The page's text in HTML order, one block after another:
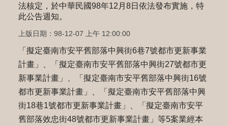
法核定，於中華民國98年12月8日依法發布實施，特
此公告週知。
上版日期：98-12-07 上午 12:00:00
「擬定臺南市安平舊部落中興街6巷7號都市更新事業
計畫」、「擬定臺南市安平舊部落中興街27號都市更
新事業計畫」、「擬定臺南市安平舊部落中興街16號
都市更新事業計畫」、「擬定臺南市安平舊部落中興
街18巷1號都市更新事業計畫」、「擬定臺南市安平
舊部落效忠街48號都市更新事業計畫」等5案業經本